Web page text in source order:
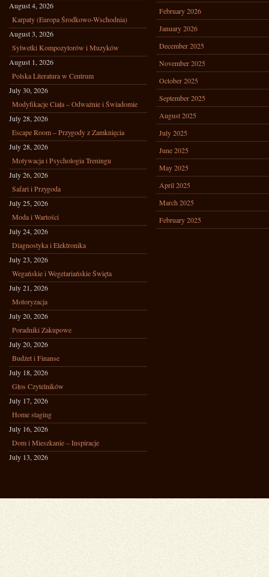
August 4, 2026
Karpaty (Europa Środkowo-Wschodnia)
August 3, 2026
Sylwetki Kompozytorów i Muzyków
August 1, 2026
Polska Literatura w Centrum
July 30, 2026
Modyfikacje Ciała – Odważnie i Świadomie
July 28, 2026
Escape Room – Przygody z Zamknięcia
July 28, 2026
Motywacja i Psychologia Treningu
July 26, 2026
Safari i Przygoda
July 25, 2026
Moda i Wartości
July 24, 2026
Diagnostyka i Elektronika
July 23, 2026
Wegańskie i Wegetariańskie Święta
July 21, 2026
Motoryzacja
July 20, 2026
Poradniki Zakupowe
July 20, 2026
Budżet i Finanse
July 18, 2026
Głos Czytelników
July 17, 2026
Home staging
July 16, 2026
Dom i Mieszkanie – Inspiracje
July 13, 2026
February 2026
January 2026
December 2025
November 2025
October 2025
September 2025
August 2025
July 2025
June 2025
May 2025
April 2025
March 2025
February 2025